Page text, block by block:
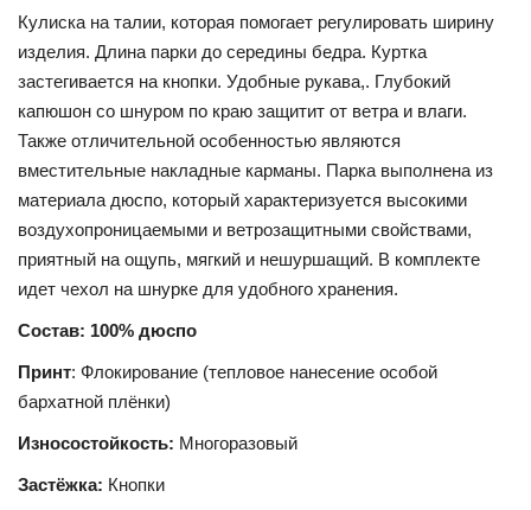
Кулиска на талии, которая помогает регулировать ширину
изделия. Длина парки до середины бедра. Куртка
застегивается на кнопки. Удобные рукава,. Глубокий
капюшон со шнуром по краю защитит от ветра и влаги.
Также отличительной особенностью являются
вместительные накладные карманы. Парка выполнена из
материала дюспо, который характеризуется высокими
воздухопроницаемыми и ветрозащитными свойствами,
приятный на ощупь, мягкий и нешуршащий. В комплекте
идет чехол на шнурке для удобного хранения.
Состав: 100% дюспо
Принт: Флокирование (тепловое нанесение особой
бархатной плёнки)
Износостойкость: Многоразовый
Застёжка: Кнопки